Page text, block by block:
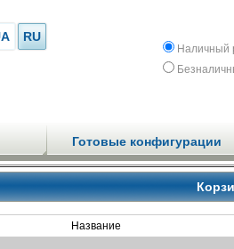
RU
Наличный
Готовые конфигурации
Название